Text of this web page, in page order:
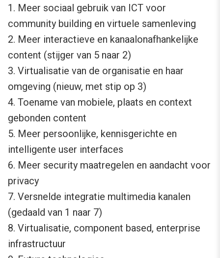
1. Meer sociaal gebruik van ICT voor
community building en virtuele samenleving
2. Meer interactieve en kanaalonafhankelijke
content (stijger van 5 naar 2)
3. Virtualisatie van de organisatie en haar
omgeving (nieuw, met stip op 3)
4. Toename van mobiele, plaats en context
gebonden content
5. Meer persoonlijke, kennisgerichte en
intelligente user interfaces
6. Meer security maatregelen en aandacht voor
privacy
7. Versnelde integratie multimedia kanalen
(gedaald van 1 naar 7)
8. Virtualisatie, component based, enterprise
infrastructuur